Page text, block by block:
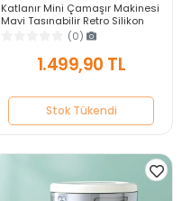
Katlanır Mini Çamaşır Makinesi
Mavi Taşınabilir Retro Silikon
Çorap İç Çamaşırı Yıkayıcı 10 lt
(0)
1.499,90 TL
Stok Tükendi